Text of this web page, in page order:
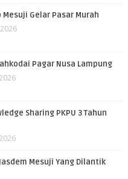
Gelar Pasar Murah
Pagar Nusa Lampung
Sharing PKPU 3 Tahun
Mesuji Yang Dilantik